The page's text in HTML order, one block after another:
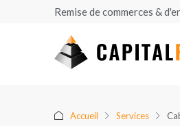
Remise de commerces &
Accueil Services